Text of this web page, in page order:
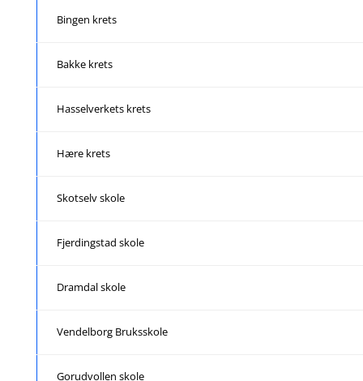
Bingen krets
Bakke krets
Hasselverkets krets
Hære krets
Skotselv skole
Fjerdingstad skole
Dramdal skole
Vendelborg Bruksskole
Gorudvollen skole